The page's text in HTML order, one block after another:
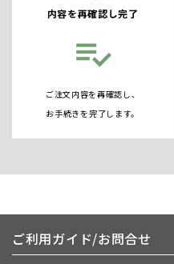
内容を再確認し完了
playlist_add_check
ご注文内容を再確認し、
お手続きを完了します。
ご利用ガイド/お問合せ